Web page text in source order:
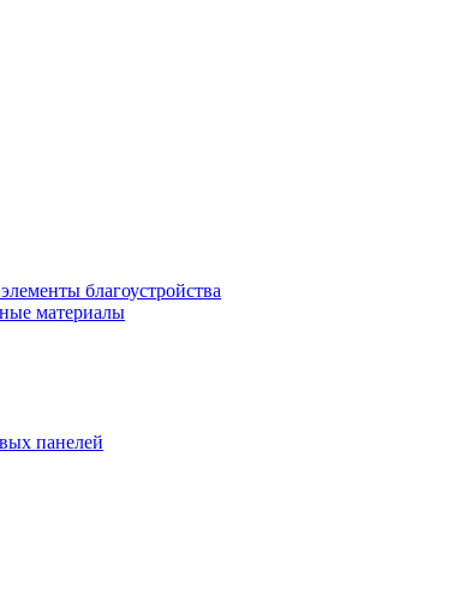
благоустройства
материалы
панелей